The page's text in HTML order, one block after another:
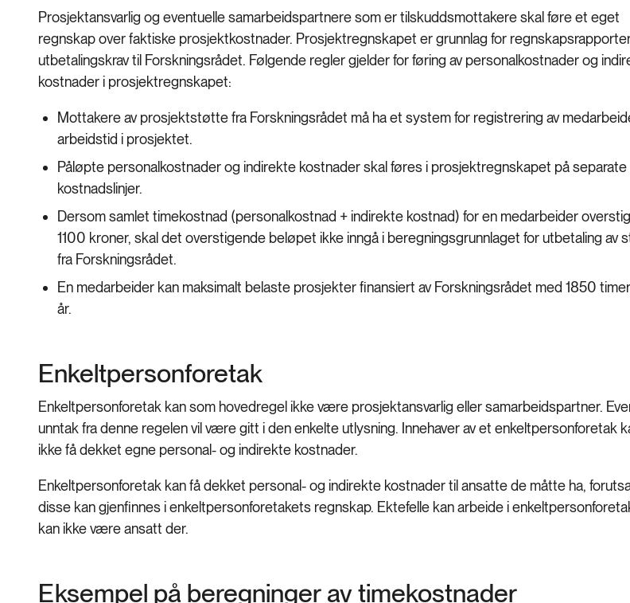
Prosjektansvarlig og eventuelle samarbeidspartnere som er tilskuddsmottakere skal føre et eget
regnskap over faktiske prosjektkostnader. Prosjektregnskapet er grunnlag for
utbetalingskrav til Forskningsrådet. Følgende regler gjelder for føring av personalkostnader og
kostnader i prosjektregnskapet:
Mottakere av prosjektstøtte fra Forskningsrådet må ha et system for registrering av
arbeidstid i prosjektet.
Påløpte personalkostnader og indirekte kostnader skal føres i prosjektregnskapet på separate
kostnadslinjer.
Dersom samlet timekostnad (personalkostnad + indirekte kostnad) for en medarbeider
1100 kroner, skal det overstigende beløpet ikke inngå i beregningsgrunnlaget for utbetaling av
fra Forskningsrådet.
En medarbeider kan maksimalt belaste prosjekter finansiert av Forskningsrådet med 1850
år.
Enkeltpersonforetak
Enkeltpersonforetak kan som hovedregel ikke være prosjektansvarlig eller samarbeidspartner.
unntak fra denne regelen vil være gitt i den enkelte utlysning. Innehaver av et enkeltpersonforetak
ikke få dekket egne personal- og indirekte kostnader.
Enkeltpersonforetak kan få dekket personal- og indirekte kostnader til ansatte de måtte ha,
disse kan gjenfinnes i enkeltpersonforetakets regnskap. Ektefelle kan arbeide i
kan ikke være ansatt der.
Eksempel på beregninger av timekostnader